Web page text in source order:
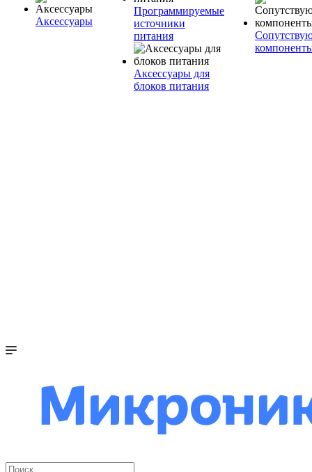
Аксессуары
Программируемые
источники
питания
Аксессуары для
блоков питания